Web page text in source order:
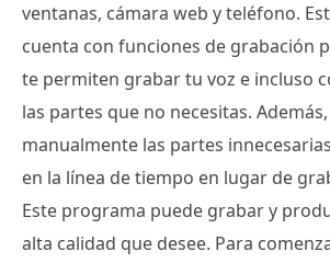
ventanas, cámara web y teléfono.
cuenta con funciones de grabación
te permiten grabar tu voz e incluso
las partes que no necesitas.
manualmente las partes
en la línea de tiempo en lugar de
Este programa puede grabar y
alta calidad que desee. Para